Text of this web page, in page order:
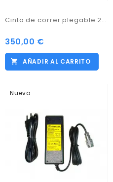
Cinta de correr plegable 2000W con masajeador.
350,00 €
AÑADIR AL CARRITO
Nuevo